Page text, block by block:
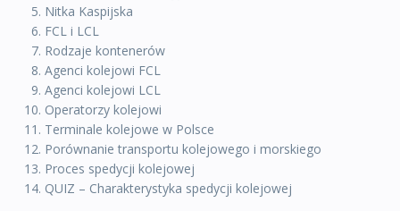
Nitka Kaspijska
FCL i LCL
Rodzaje kontenerów
Agenci kolejowi FCL
Agenci kolejowi LCL
Operatorzy kolejowi
Terminale kolejowe w Polsce
Porównanie transportu kolejowego i morskiego
Proces spedycji kolejowej
QUIZ – Charakterystyka spedycji kolejowej